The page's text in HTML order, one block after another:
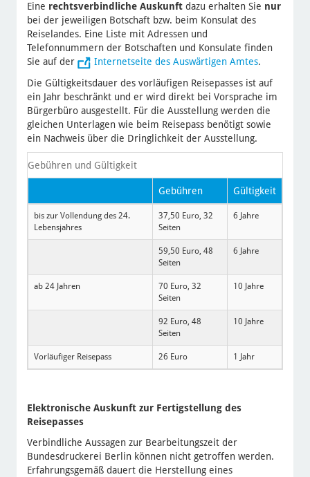
Eine rechtsverbindliche Auskunftdazu erhalten Sie nur
bei der jeweiligen Botschaft bzw. beim Konsulat des
Reiselandes. Eine Liste mit Adressen und
Telefonnummern der Botschaften und Konsulate finden
Sie auf der
Internetseite des Auswärtigen Amtes.
Die Gültigkeitsdauer des vorläufigen Reisepasses ist auf
ein Jahr beschränkt und er wird direkt bei Vorsprache im
Bürgerbüro ausgestellt. Für die Ausstellung werden die
gleichen Unterlagen wie beim Reisepass benötigt sowie
ein Nachweis über die Dringlichkeit der Ausstellung.
Gebühren und Gültigkeit
Gebühren Gültigkeit
bis zur Vollendung des 24.
Lebensjahres
37,50 Euro, 32
Seiten
6 Jahre
59,50 Euro, 48
Seiten
6 Jahre
ab 24 Jahren
70 Euro, 32
Seiten
10 Jahre
92 Euro, 48
Seiten
10 Jahre
Vorläufiger Reisepass 26 Euro 1 Jahr
Elektronische Auskunft zur Fertigstellung des
Reisepasses
Verbindliche Aussagen zur Bearbeitungszeit der
Bundesdruckerei Berlin können nicht getroffen werden.
Erfahrungsgemäß dauert die Herstellung eines